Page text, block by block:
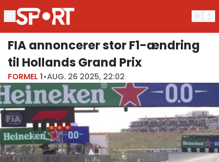
FIA annoncerer stor F1-ændring
til Hollands Grand Prix
FORMEL 1•AUG. 26 2025, 22:02